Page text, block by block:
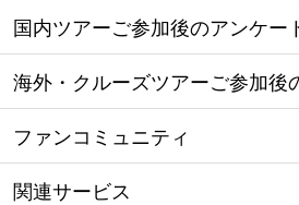
国内ツアーご参加後のアンケー
海外・クルーズツアーご参加後
ファンコミュニティ
関連サービス